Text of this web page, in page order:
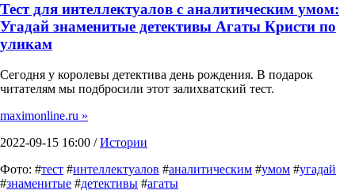
Тест для интеллектуалов с аналитическим умом:
Угадай знаменитые детективы Агаты Кристи по
уликам
Сегодня у королевы детектива день рождения. В подарок
читателям мы подбросили этот залихватский тест.
maximonline.ru »
2022-09-15 16:00 /Истории
Фото: #тест #интеллектуалов #аналитическим #умом #угадай
#знаменитые #детективы #агаты